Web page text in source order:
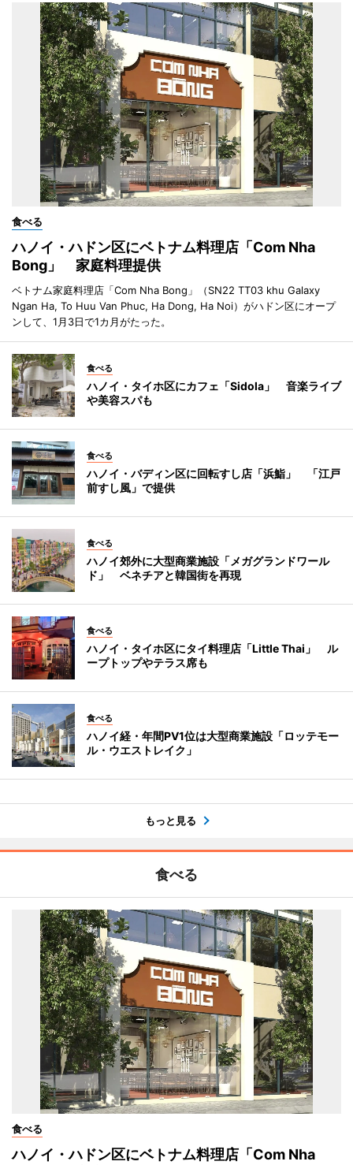
食べる
ハノイ・ハドン区にベトナム料理店「Com Nha
Bong」 家庭料理提供
ベトナム家庭料理店「Com Nha Bong」（SN22 TT03 khu Galaxy
Ngan Ha, To Huu Van Phuc, Ha Dong, Ha Noi）がハドン区にオープ
ンして、1月3日で1カ月がたった。
食べる
ハノイ・タイホ区にカフェ「Sidola」 音楽ライブ
や美容スパも
食べる
ハノイ・バディン区に回転すし店「浜鮨」 「江戸
前すし風」で提供
食べる
ハノイ郊外に大型商業施設「メガグランドワール
ド」 ベネチアと韓国街を再現
食べる
ハノイ・タイホ区にタイ料理店「Little Thai」 ル
ープトップやテラス席も
食べる
ハノイ経・年間PV1位は大型商業施設「ロッテモー
ル・ウエストレイク」
もっと見る
食べる
食べる
ハノイ・ハドン区にベトナム料理店「Com Nha